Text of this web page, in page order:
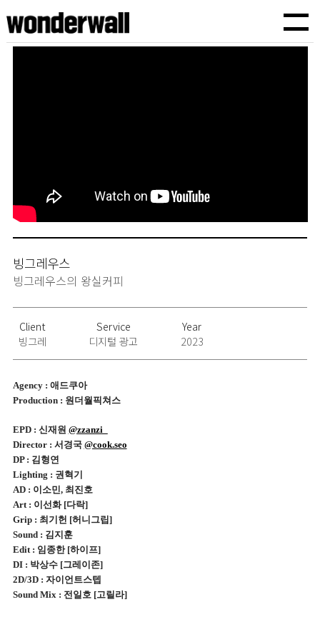
빙그레우스
빙그레우스의 왕실커피
Client
빙그레
Service
디지털 광고
Year
2023
Agency : 애드쿠아
Production : 원더월픽쳐스
EPD : 신재원 @zzanzi_
Director : 서경국 @cook.seo
DP : 김형연
Lighting : 권혁기
AD : 이소민, 최진호
Art : 이선화 [다락]
Grip : 최기헌 [허니그립]
Sound: 김지훈
Edit : 임종한 [하이프]
DI : 박상수 [그레이존]
2D/3D : 자이언트스텝
Sound Mix : 전일호 [고릴라]